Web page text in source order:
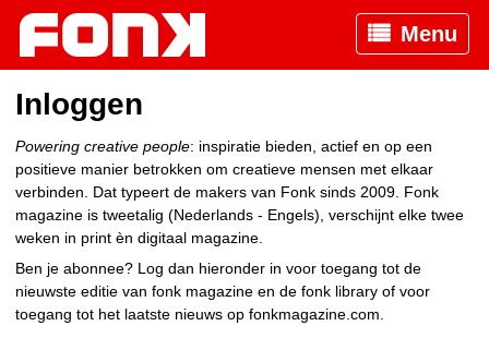
Menu
Inloggen
Powering creative people: inspiratie bieden, actief en op een
positieve manier betrokken om creatieve mensen met elkaar
verbinden. Dat typeert de makers van Fonk sinds 2009. Fonk
magazine is tweetalig (Nederlands - Engels), verschijnt elke twee
weken in print èn digitaal magazine.
Ben je abonnee? Log dan hieronder in voor toegang tot de
nieuwste editie van fonk magazine en de fonk library of voor
toegang tot het laatste nieuws op fonkmagazine.com.